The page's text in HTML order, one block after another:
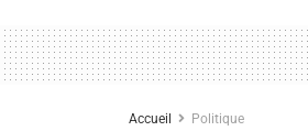
Accueil Politique